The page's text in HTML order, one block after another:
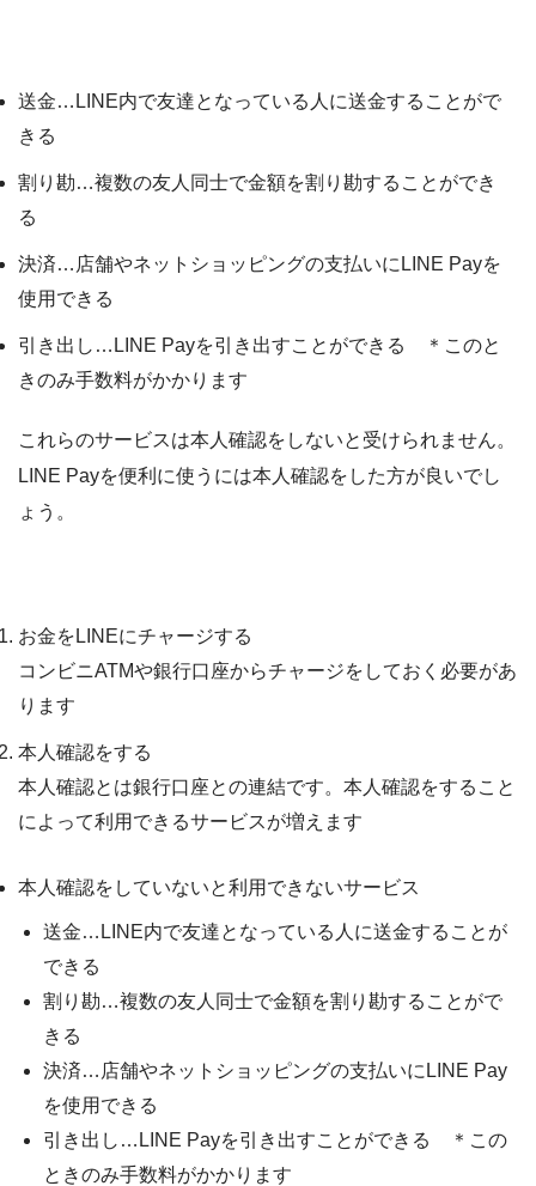
送金…LINE内で友達となっている人に送金することがで
きる
割り勘…複数の友人同士で金額を割り勘することができ
る
決済…店舗やネットショッピングの支払いにLINE Payを
使用できる
引き出し…LINE Payを引き出すことができる ＊このと
きのみ手数料がかかります
これらのサービスは本人確認をしないと受けられません。
LINE Payを便利に使うには本人確認をした方が良いでし
ょう。
お金をLINEにチャージする
コンビニATMや銀行口座からチャージをしておく必要があ
ります
本人確認をする
本人確認とは銀行口座との連結です。本人確認をすること
によって利用できるサービスが増えます
本人確認をしていないと利用できないサービス
送金…LINE内で友達となっている人に送金することが
できる
割り勘…複数の友人同士で金額を割り勘することがで
きる
決済…店舗やネットショッピングの支払いにLINE Pay
を使用できる
引き出し…LINE Payを引き出すことができる ＊この
ときのみ手数料がかかります